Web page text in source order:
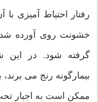
رفتار احتیاط آمیزی
خشونت روی آورده
گرفته شود. در این
بیمارگونه رنج می
ممکن است به اجبار